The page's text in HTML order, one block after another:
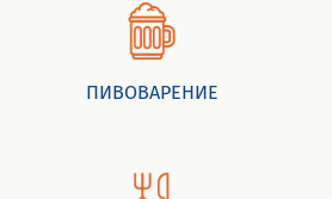
ПИВОВАРЕНИЕ